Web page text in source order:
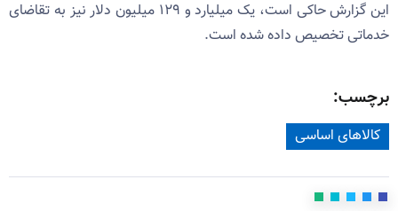
این گزارش حاکی است، یک میلیارد و ۱۲۹ میلیون دلار نیز به تقاضای
خدماتی تخصیص داده شده است.
برچسب:
کالاهای اساسی